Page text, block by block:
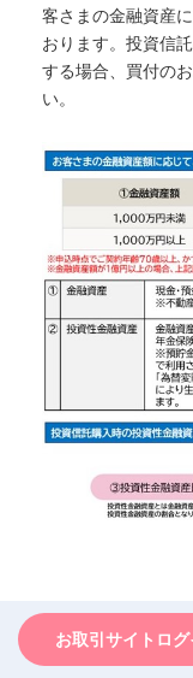
客さまの金融資産
おります。投資信
する場合、買付の
い。
口座開
お取引サイトログ